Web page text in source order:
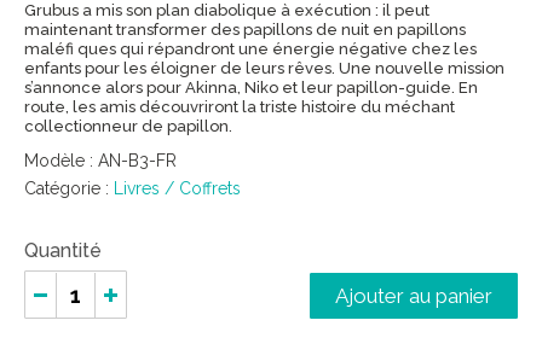
Grubus a mis son plan diabolique à exécution : il peut
maintenant transformer des papillons de nuit en papillons
maléfi ques qui répandront une énergie négative chez les
enfants pour les éloigner de leurs rêves. Une nouvelle mission
s’annonce alors pour Akinna, Niko et leur papillon-guide. En
route, les amis découvriront la triste histoire du méchant
collectionneur de papillon.
Modèle : AN-B3-FR
Catégorie :
Livres / Coffrets
Quantité
Ajouter au panier